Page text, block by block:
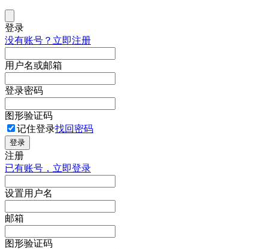
登录
没有账号？立即注册
用户名或邮箱
登录密码
图形验证码
记住登录找回密码
登录
注册
已有账号，立即登录
设置用户名
邮箱
图形验证码